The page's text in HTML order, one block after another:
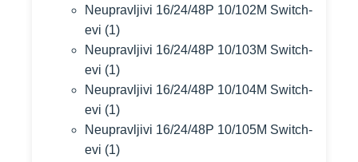
Neupravljivi 16/24/48P 10/102M Switch-
evi (1)
Neupravljivi 16/24/48P 10/103M Switch-
evi (1)
Neupravljivi 16/24/48P 10/104M Switch-
evi (1)
Neupravljivi 16/24/48P 10/105M Switch-
evi (1)